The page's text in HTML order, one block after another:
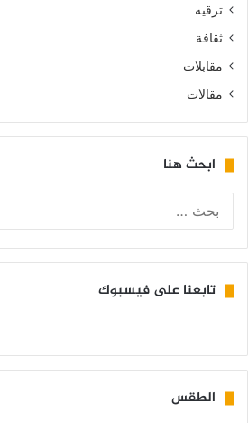
ترقيه
ثقافة
مقابلات
مقالات
ابحث هنا
تابعنا على فيسبوك
الطقس